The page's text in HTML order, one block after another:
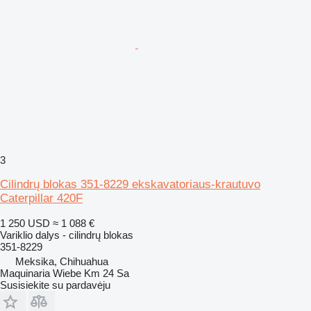
3
Cilindrų blokas 351-8229 ekskavatoriaus-krautuvo
Caterpillar 420F
1 250 USD ≈ 1 088 €
Variklio dalys - cilindrų blokas
351-8229
Meksika, Chihuahua
Maquinaria Wiebe Km 24 Sa
Susisiekite su pardavėju